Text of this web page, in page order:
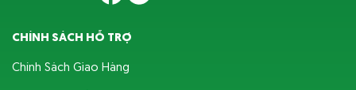
CHÍNH SÁCH HỖ TRỢ
Chính Sách Giao Hàng